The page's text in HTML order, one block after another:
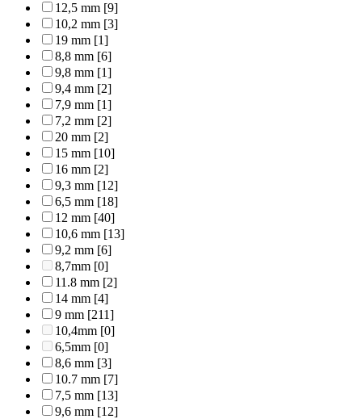
12,5 mm [9]
10,2 mm [3]
19 mm [1]
8,8 mm [6]
9,8 mm [1]
9,4 mm [2]
7,9 mm [1]
7,2 mm [2]
20 mm [2]
15 mm [10]
16 mm [2]
9,3 mm [12]
6,5 mm [18]
12 mm [40]
10,6 mm [13]
9,2 mm [6]
8,7mm [0]
11.8 mm [2]
14 mm [4]
9 mm [211]
10,4mm [0]
6,5mm [0]
8,6 mm [3]
10.7 mm [7]
7,5 mm [13]
9,6 mm [12]